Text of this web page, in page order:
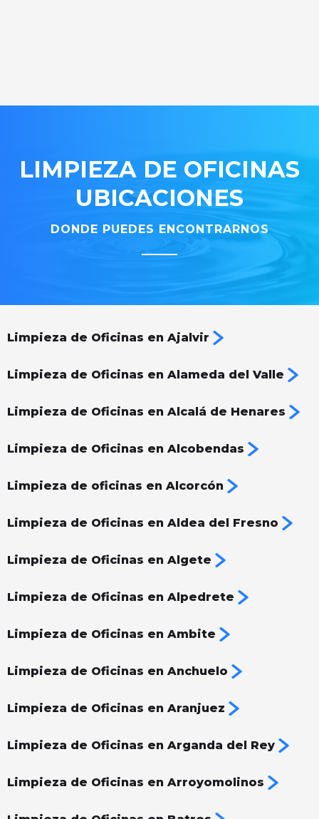
LIMPIEZA DE OFICINAS
UBICACIONES
DONDE PUEDES ENCONTRARNOS
Limpieza de Oficinas en Ajalvir
Limpieza de Oficinas en Alameda del Valle
Limpieza de Oficinas en Alcalá de Henares
Limpieza de Oficinas en Alcobendas
Limpieza de oficinas en Alcorcón
Limpieza de Oficinas en Aldea del Fresno
Limpieza de Oficinas en Algete
Limpieza de Oficinas en Alpedrete
Limpieza de Oficinas en Ambite
Limpieza de Oficinas en Anchuelo
Limpieza de Oficinas en Aranjuez
Limpieza de Oficinas en Arganda del Rey
Limpieza de Oficinas en Arroyomolinos